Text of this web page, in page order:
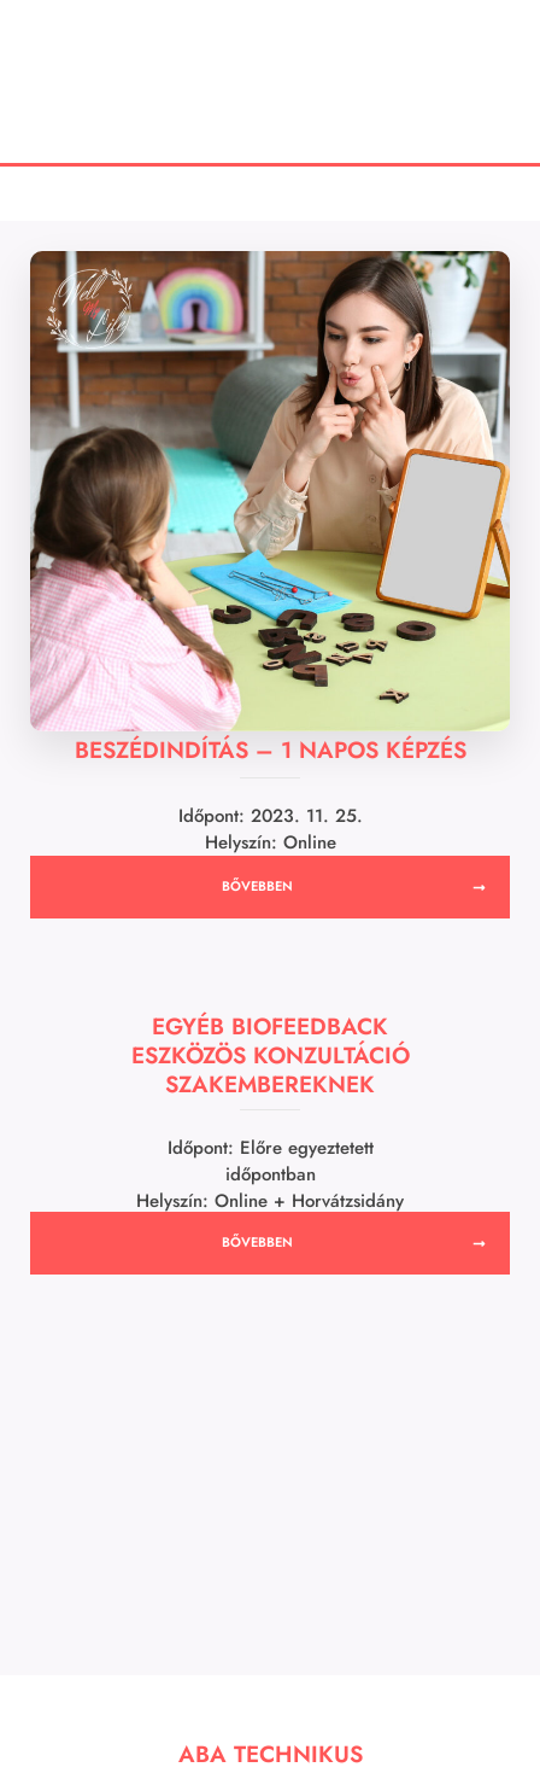
BESZÉDINDÍTÁS – 1 NAPOS KÉPZÉS
Időpont: 2023. 11. 25.
Helyszín: Online
BŐVEBBEN
EGYÉB BIOFEEDBACK
ESZKÖZÖS KONZULTÁCIÓ
SZAKEMBEREKNEK
Időpont: Előre egyeztetett
időpontban
Helyszín: Online + Horvátzsidány
BŐVEBBEN
ABA TECHNIKUS